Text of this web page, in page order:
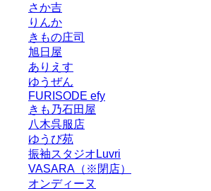
さか吉
りんか
きもの庄司
旭日屋
ありえす
ゆうぜん
FURISODE efy
きも乃石田屋
八木呉服店
ゆうび苑
振袖スタジオLuvri
VASARA（※閉店）
オンディーヌ